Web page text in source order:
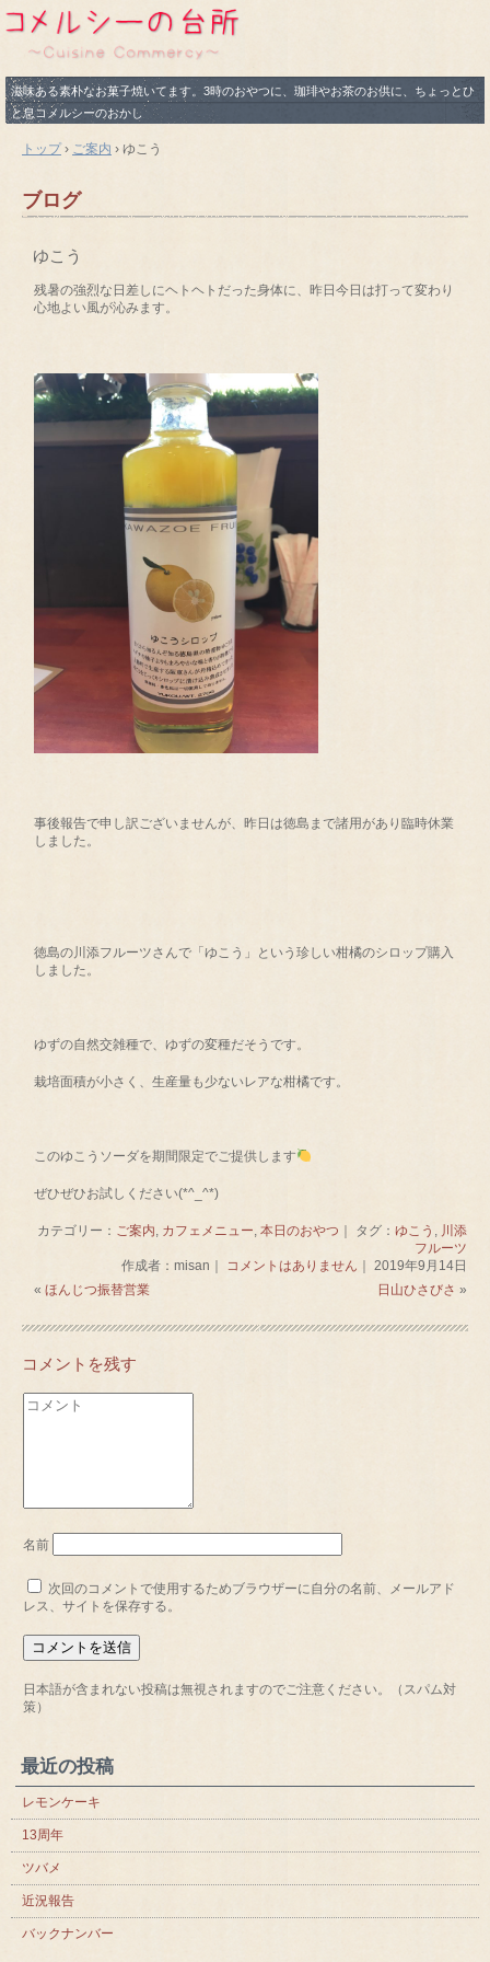
滋味ある素朴なお菓子焼いてます。3時のおやつに、珈琲やお茶のお供に、ちょっとひ
と息コメルシーのおかし
トップ› ご案内 › ゆこう
ブログ
ゆこう
残暑の強烈な日差しにヘトヘトだった身体に、昨日今日は打って変わり
心地よい風が沁みます。
事後報告で申し訳ございませんが、昨日は徳島まで諸用があり臨時休業
しました。
徳島の川添フルーツさんで「ゆこう」という珍しい柑橘のシロップ購入
しました。
ゆずの自然交雑種で、ゆずの変種だそうです。
栽培面積が小さく、生産量も少ないレアな柑橘です。
このゆこうソーダを期間限定でご提供します
ぜひぜひお試しください(*^_^*)
カテゴリー： ご案内, カフェメニュー, 本日のおやつ ｜ タグ： ゆこう , 川添
フルーツ
作成者：misan｜ コメントはありません ｜ 2019年9月14日
«ほんじつ振替営業 日山ひさびさ »
コメントを残す
名前
次回のコメントで使用するためブラウザーに自分の名前、メールアド
レス、サイトを保存する。
日本語が含まれない投稿は無視されますのでご注意ください。（スパム対
策）
最近の投稿
レモンケーキ
13周年
ツバメ
近況報告
バックナンバー